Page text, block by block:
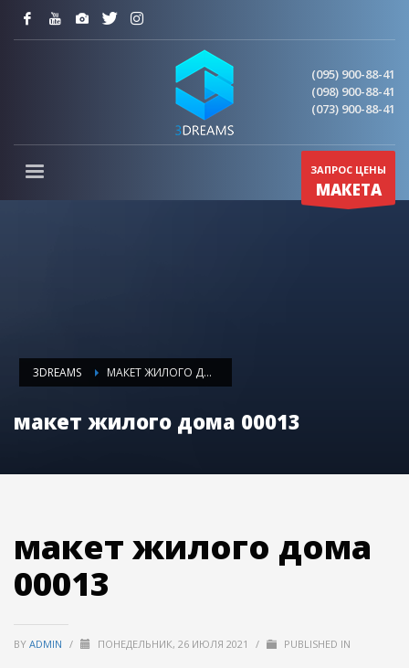
(095) 900-88-41
(098) 900-88-41
(073) 900-88-41
ЗАПРОС ЦЕНЫ
МАКЕТА
3DREAMS МАКЕТ ЖИЛОГО ДОМА 00013
макет жилого дома 00013
макет жилого дома
00013
BY ADMIN / ПОНЕДЕЛЬНИК, 26 ИЮЛЯ 2021 / PUBLISHED IN